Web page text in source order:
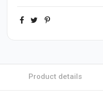
Product details